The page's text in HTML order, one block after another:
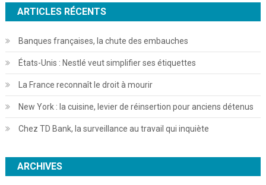
ARTICLES RÉCENTS
Banques françaises, la chute des embauches
États-Unis : Nestlé veut simplifier ses étiquettes
La France reconnaît le droit à mourir
New York : la cuisine, levier de réinsertion pour anciens détenus
Chez TD Bank, la surveillance au travail qui inquiète
ARCHIVES